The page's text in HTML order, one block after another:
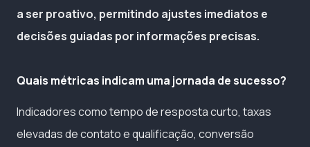
a ser proativo, permitindo ajustes imediatos e
decisões guiadas por informações precisas.
Quais métricas indicam uma jornada de sucesso?
Indicadores como tempo de resposta curto, taxas
elevadas de contato e qualificação, conversão